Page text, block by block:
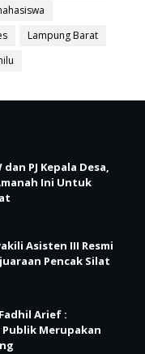
Lampung Barat
PJ Kepala Desa,
Ini Untuk
Asisten III Resmi
Pencak Silat
Arief :
Merupakan